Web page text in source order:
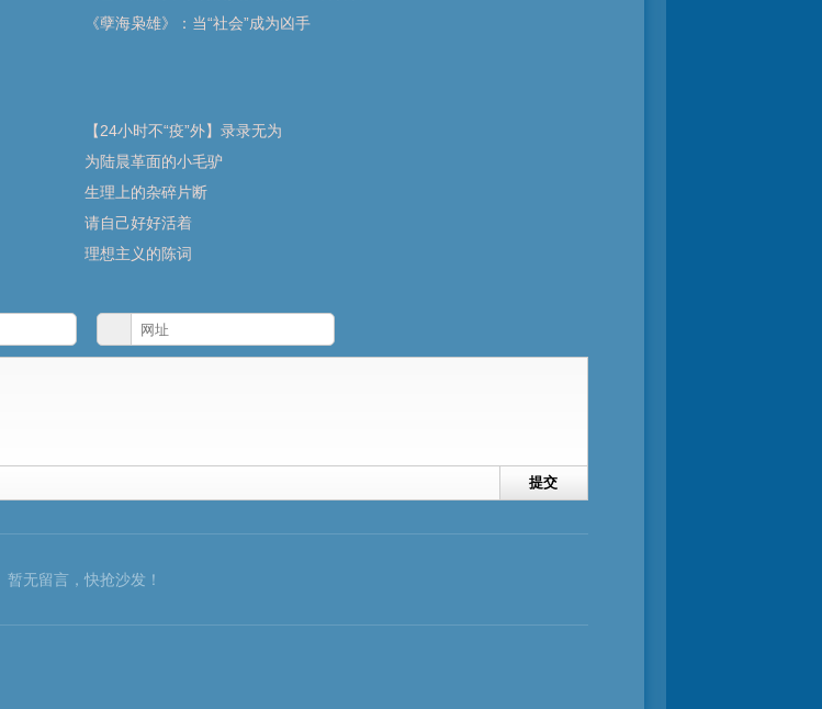
《孽海枭雄》：当“社会”成为凶手
【24小时不“疫”外】录录无为
为陆晨革面的小毛驴
生理上的杂碎片断
请自己好好活着
理想主义的陈词
暂无留言，快抢沙发！